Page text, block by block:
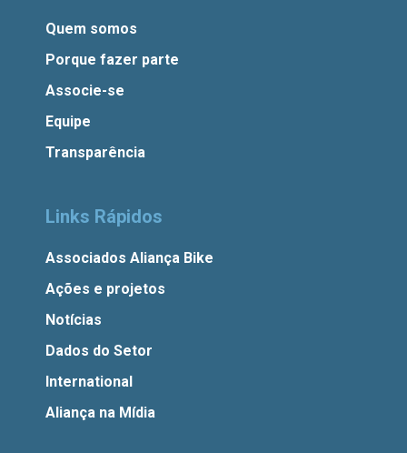
Quem somos
Porque fazer parte
Associe-se
Equipe
Transparência
Links Rápidos
Associados Aliança Bike
Ações e projetos
Notícias
Dados do Setor
International
Aliança na Mídia